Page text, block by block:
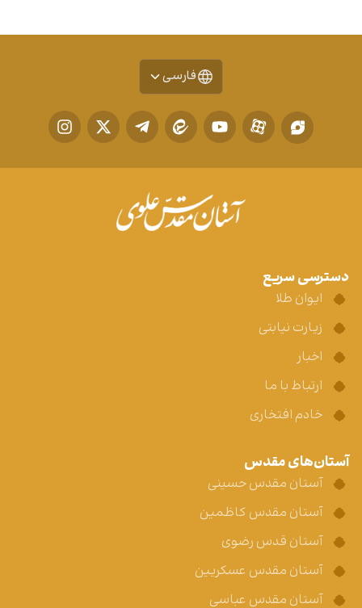
فارسی
دسترسی سریع
ایوان طلا
زیارت نیابتی
اخبار
ارتباط با ما
خادم افتخاری
آستان‌های مقدس
آستان مقدس حسینی
آستان مقدس کاظمین
آستان قدس رضوی
آستان مقدس عسکریین
آستان مقدس عباسی